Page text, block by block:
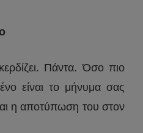
Πάντα. Όσο πιο
είναι το μήνυμα σας
η αποτύπωση του στον